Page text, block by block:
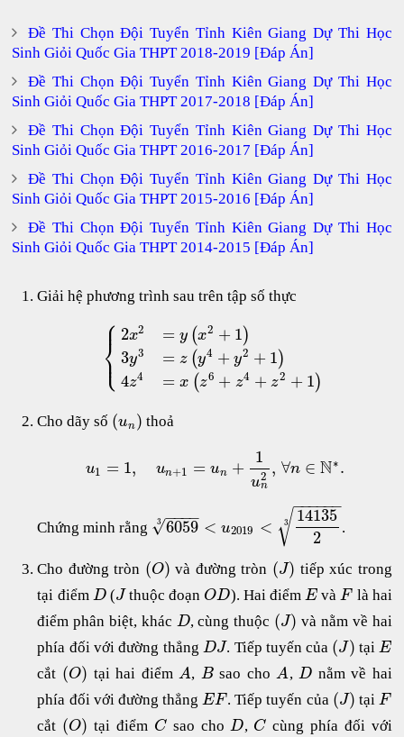
Đề Thi Chọn Đội Tuyển Tỉnh Kiên Giang Dự Thi Học
Sinh Giỏi Quốc Gia THPT 2018-2019 [Đáp Án]
Đề Thi Chọn Đội Tuyển Tỉnh Kiên Giang Dự Thi Học
Sinh Giỏi Quốc Gia THPT 2017-2018 [Đáp Án]
Đề Thi Chọn Đội Tuyển Tỉnh Kiên Giang Dự Thi Học
Sinh Giỏi Quốc Gia THPT 2016-2017 [Đáp Án]
Đề Thi Chọn Đội Tuyển Tỉnh Kiên Giang Dự Thi Học
Sinh Giỏi Quốc Gia THPT 2015-2016 [Đáp Án]
Đề Thi Chọn Đội Tuyển Tỉnh Kiên Giang Dự Thi Học
Sinh Giỏi Quốc Gia THPT 2014-2015 [Đáp Án]
Giải hệ phương trình sau trên tập số thực
⎧
⎩
⎨⎪
⎪
2x2
3y3
4z4
= y (x2 + 1)
= z (y4 + y2 + 1)
= x (z6 + z4 + z2 + 1)
Cho dãy số (un) thoả
u1 = 1, un+1 = un +
1
u2
n
, ∀n ∈ N∗ .
Chứng minh rằng 6059
− −
−−
√
3 < u2019 <
14135
2
− −
−−−−
√
3 .
Cho đường tròn (O) và đường tròn (J) tiếp xúc trong
tại điểm D(J thuộc đoạn OD). Hai điểm E vàF là hai
điểm phân biệt, khác D, cùng thuộc (J) và nằm về hai
phía đối với đường thẳng DJ. Tiếp tuyến của (J) tạiE
cắt (O) tại hai điểmA, Bsao choA,D nằm về hai
phía đối với đường thẳng EF. Tiếp tuyến của (J) tạiF
cắt (O) tại điểm C sao choD, C cùng phía đối với